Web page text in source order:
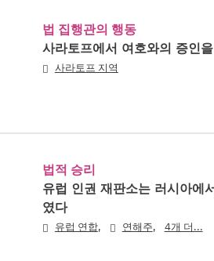
법 집행관의 행동
사라토프에서 여호와의 증인
사라토프 지역
법적 승리
유럽 인권 재판소는 러시아에
였다
유럽 연합, 연해주, 4개 더...